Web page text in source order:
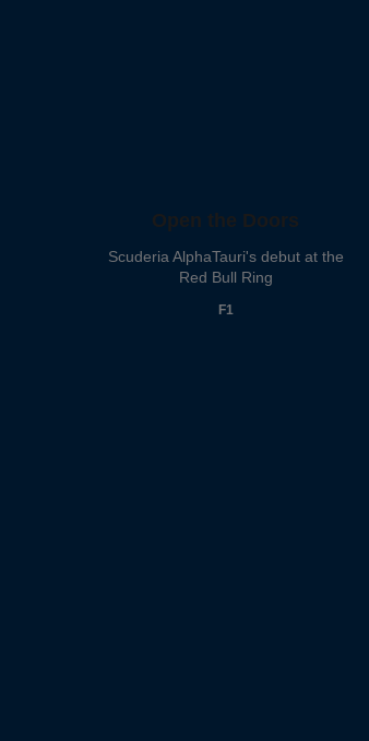
Open the Doors
Scuderia AlphaTauri's debut at the
Red Bull Ring
F1